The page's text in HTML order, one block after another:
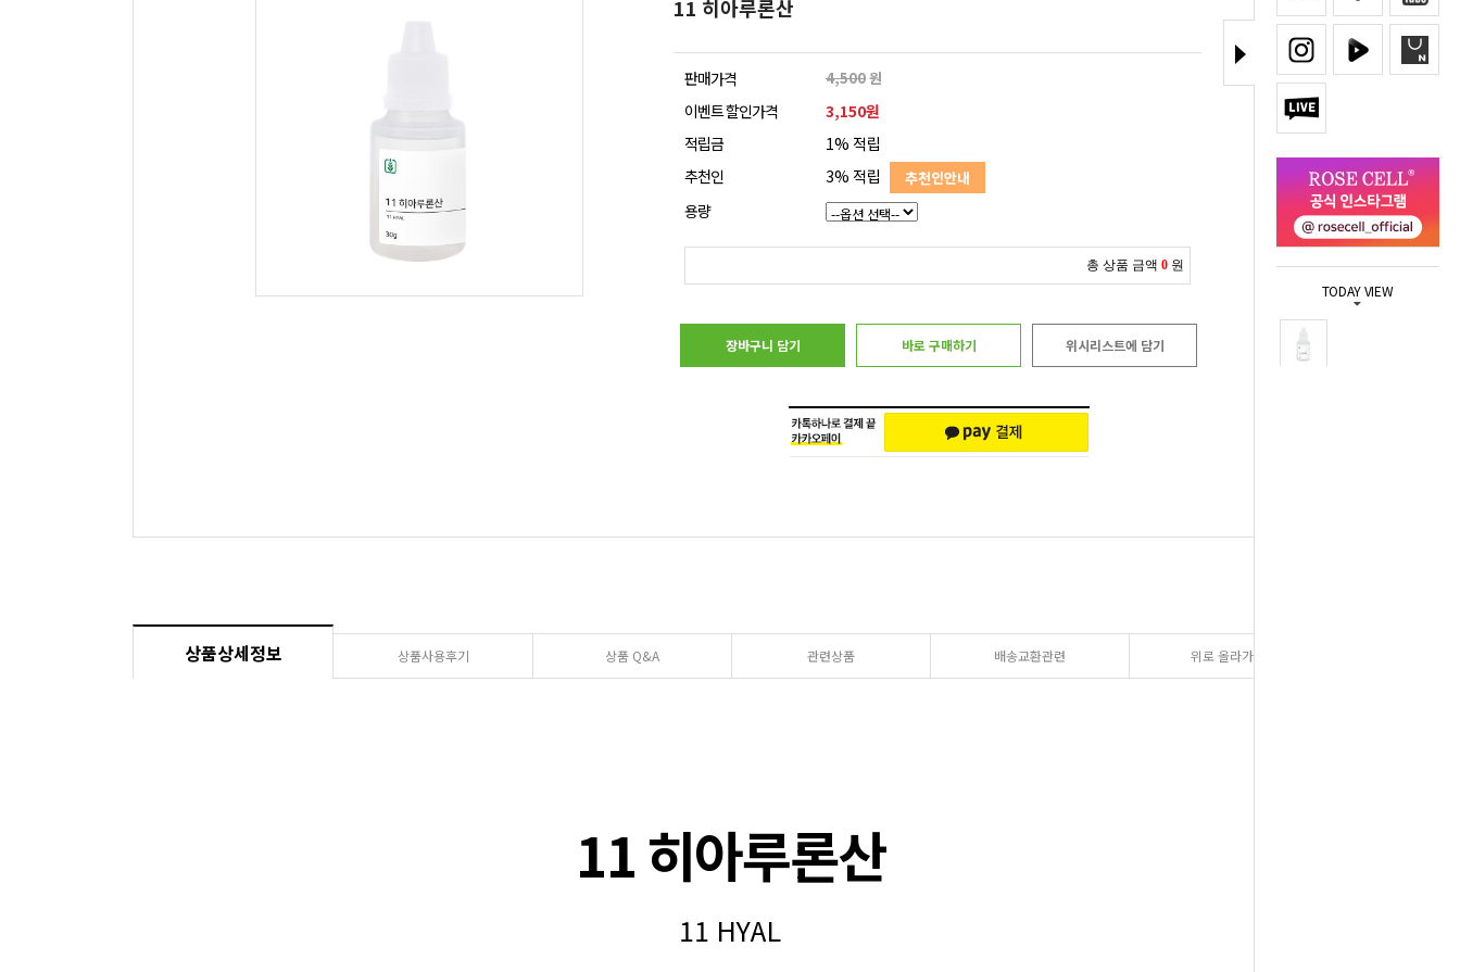
TODAY VIEW
11 히아루론산
판매가격 4,500원
이벤트 할인가격
3,150원
적립금
1% 적립
추천인
3% 적립 추천인안내
용량
총 상품 금액 0 원
장바구니 담기 바로 구매하기 위시리스트에 담기
상품상세정보 상품사용후기 상품 Q&A 관련상품 배송교환관련 위로 올라가기
11 히아루론산
11 HYAL